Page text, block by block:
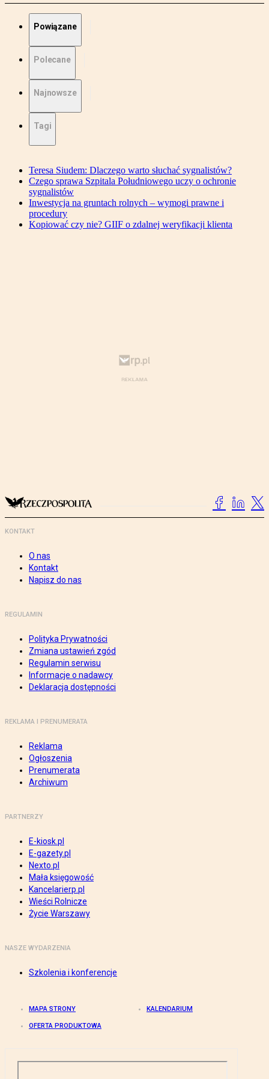
Powiązane
Polecane
Najnowsze
Tagi
Teresa Siudem: Dlaczego warto słuchać sygnalistów?
Czego sprawa Szpitala Południowego uczy o ochronie
sygnalistów
Inwestycja na gruntach rolnych – wymogi prawne i
procedury
Kopiować czy nie? GIIF o zdalnej weryfikacji klienta
KONTAKT
O nas
Kontakt
Napisz do nas
REGULAMIN
Polityka Prywatności
Zmiana ustawień zgód
Regulamin serwisu
Informacje o nadawcy
Deklaracja dostępności
REKLAMA I PRENUMERATA
Reklama
Ogłoszenia
Prenumerata
Archiwum
PARTNERZY
E-kiosk.pl
E-gazety.pl
Nexto.pl
Mała księgowość
Kancelarierp.pl
Wieści Rolnicze
Życie Warszawy
NASZE WYDARZENIA
Szkolenia i konferencje
MAPA STRONY KALENDARIUM
OFERTA PRODUKTOWA